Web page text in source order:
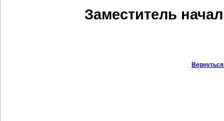
Заместитель